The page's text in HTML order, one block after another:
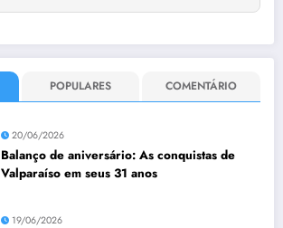
POPULARES COMENTÁRIO
20/06/2026
Balanço de aniversário: As conquistas de
Valparaíso em seus 31 anos
19/06/2026